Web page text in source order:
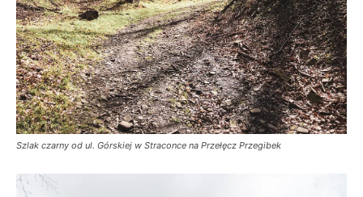
Szlak czarny od ul. Górskiej w Straconce na Przełęcz Przegibek